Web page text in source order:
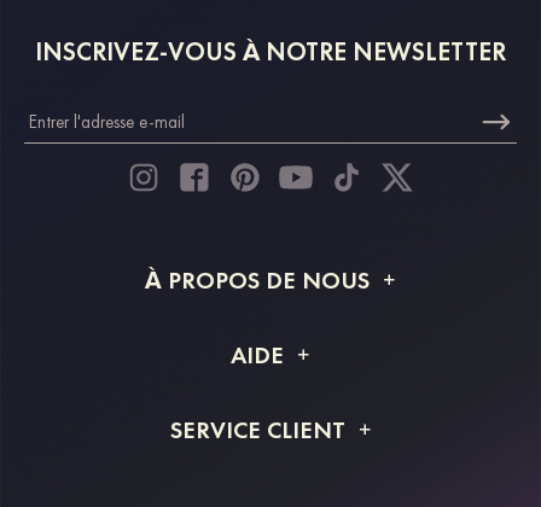
INSCRIVEZ-VOUS À NOTRE NEWSLETTER
À PROPOS DE NOUS
Livraison
AIDE
Retour et remboursement
SERVICE CLIENT